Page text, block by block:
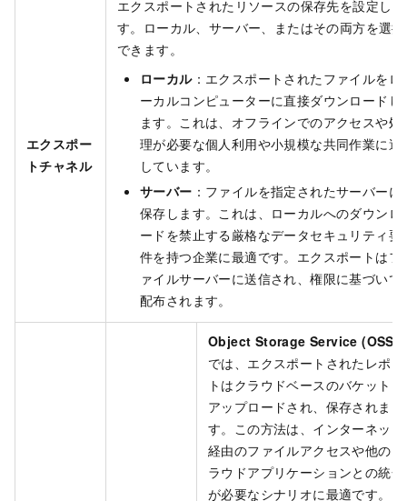
エクスポー
トチャネル
エクスポートされたリソースの保存先を設定しま
す。ローカル、サーバー、またはその両方を選択
できます。
ローカル：エクスポートされたファイルをロ
ーカルコンピューターに直接ダウンロードし
ます。これは、オフラインでのアクセスや処
理が必要な個人利用や小規模な共同作業に適
しています。
サーバー ：ファイルを指定されたサーバーに
保存します。これは、ローカルへのダウンロ
ードを禁止する厳格なデータセキュリティ要
件を持つ企業に最適です。エクスポートはフ
ァイルサーバーに送信され、権限に基づいて
配布されます。
Object Storage Service (OSS)
では、エクスポートされたレポー
トはクラウドベースのバケットに
アップロードされ、保存されま
す。この方法は、インターネット
経由のファイルアクセスや他のク
ラウドアプリケーションとの統合
が必要なシナリオに最適です。以